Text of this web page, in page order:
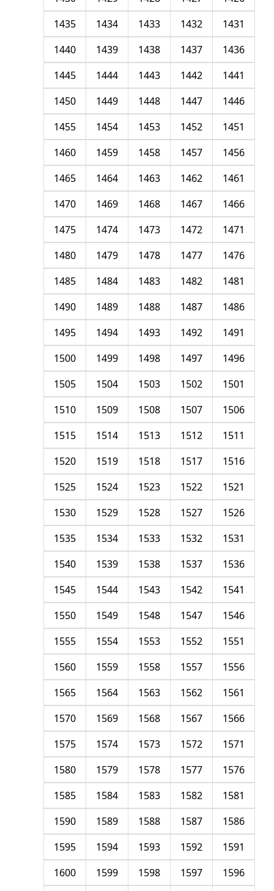
1431
1432
1433
1434
1435
1436
1437
1438
1439
1440
1441
1442
1443
1444
1445
1446
1447
1448
1449
1450
1451
1452
1453
1454
1455
1456
1457
1458
1459
1460
1461
1462
1463
1464
1465
1466
1467
1468
1469
1470
1471
1472
1473
1474
1475
1476
1477
1478
1479
1480
1481
1482
1483
1484
1485
1486
1487
1488
1489
1490
1491
1492
1493
1494
1495
1496
1497
1498
1499
1500
1501
1502
1503
1504
1505
1506
1507
1508
1509
1510
1511
1512
1513
1514
1515
1516
1517
1518
1519
1520
1521
1522
1523
1524
1525
1526
1527
1528
1529
1530
1531
1532
1533
1534
1535
1536
1537
1538
1539
1540
1541
1542
1543
1544
1545
1546
1547
1548
1549
1550
1551
1552
1553
1554
1555
1556
1557
1558
1559
1560
1561
1562
1563
1564
1565
1566
1567
1568
1569
1570
1571
1572
1573
1574
1575
1576
1577
1578
1579
1580
1581
1582
1583
1584
1585
1586
1587
1588
1589
1590
1591
1592
1593
1594
1595
1596
1597
1598
1599
1600